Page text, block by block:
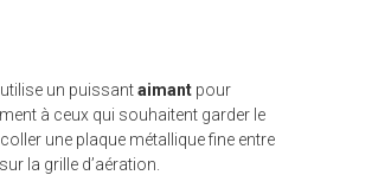
un puissantaimant pour
à ceux qui souhaitent garder le
une plaque métallique fine entre
la grille d’aération.